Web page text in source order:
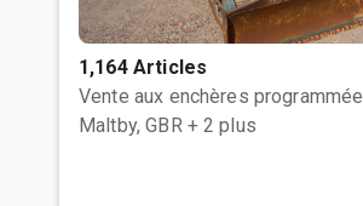
1,164 Articles
Vente aux enchères programmée
Maltby, GBR + 2 plus